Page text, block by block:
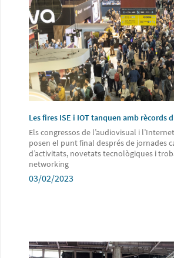
Les fires ISE i IOT tanquen amb rècords
Els congressos de l’audiovisual i
posen el punt final després de jornades
d’activitats, novetats tecnològiques i
networking
03/02/2023